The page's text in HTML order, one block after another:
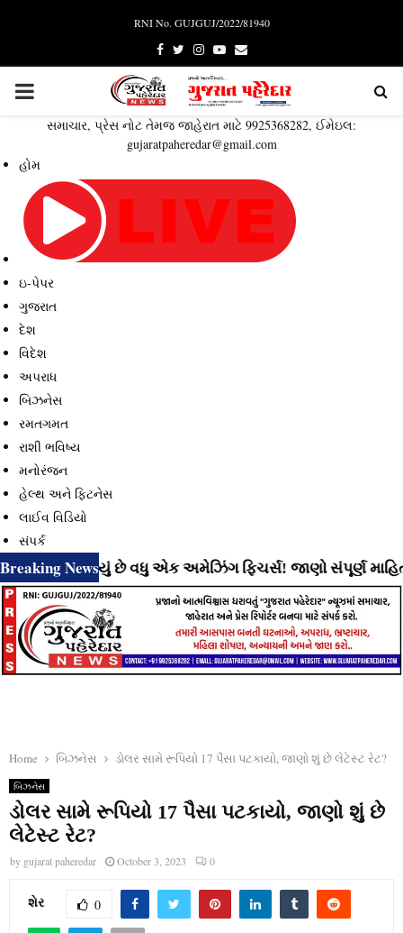
RNI No. GUJGUJ/2022/81940
Facebook
TwitterInstagram
YoutubeEmail
PRIMARY
MENU
સમાચાર, પ્રેસ નોટ તેમજ જાહેરાત માટે 9925368282, ઈમેઇલ:
gujaratpaheredar@gmail.com
હોમ
ઇ-પેપર
ગુજરાત
દેશ
વિદેશ
અપરાધ
બિઝનેસ
રમતગમત
રાશી ભવિષ્ય
મનોરંજન
હેલ્થ અને ફિટનેસ
લાઈવ વિડિયો
સંપર્ક
Breaking News
રહ્યું છે વધુ એક અમેઝિંગ ફિચર્સ! જાણો સંપૂર્ણ માહિતી
Home બિઝનેસ ડોલર સામે રૂપિયો 17 પૈસા પટકાયો, જાણો શું છે લેટેસ્ટ રેટ?
બિઝનેસ
ડોલર સામે રૂપિયો 17 પૈસા પટકાયો, જાણો શું છે
લેટેસ્ટ રેટ?
by gujarat paheredar October 3, 2023 0
શેર 0